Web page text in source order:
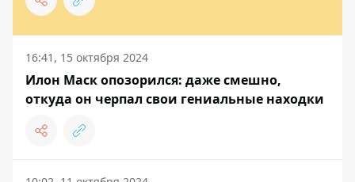
16:41, 15 октября 2024
Илон Маск опозорился: даже смешно,
откуда он черпал свои гениальные находки